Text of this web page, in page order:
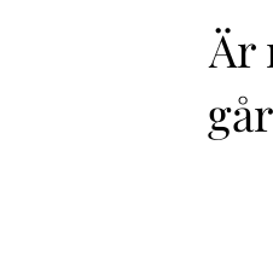
Är